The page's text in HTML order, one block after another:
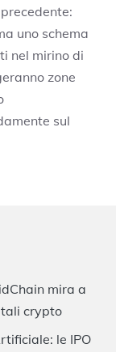
uno schema
nel mirino di
zone
sul
mira a
crypto
le IPO